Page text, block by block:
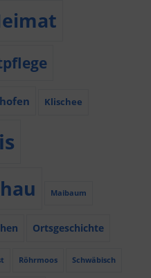
Klischee
Maibaum
Ortsgeschichte
Röhrmoos Schwäbisch